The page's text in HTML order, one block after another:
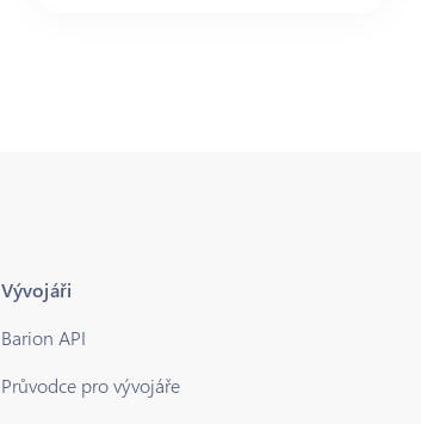
Vývojáři
Barion API
Průvodce pro vývojáře